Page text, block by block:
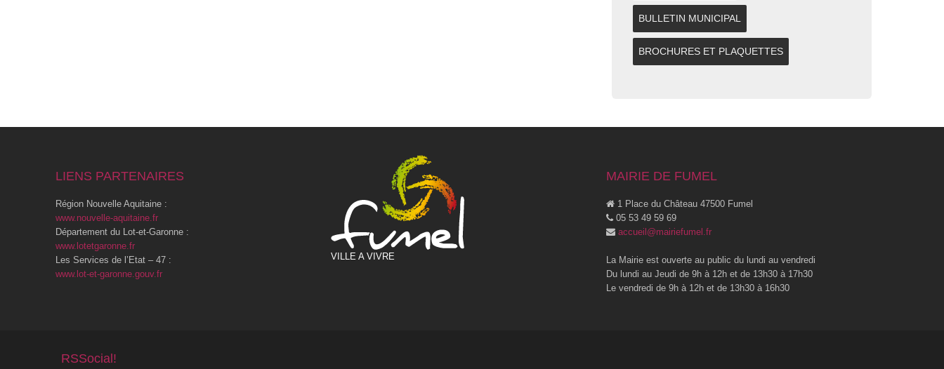
BULLETIN MUNICIPAL
BROCHURES ET PLAQUETTES
LIENS PARTENAIRES
Région Nouvelle Aquitaine :
www.nouvelle-aquitaine.fr
Département du Lot-et-Garonne :
www.lotetgaronne.fr
Les Services de l’Etat – 47 :
www.lot-et-garonne.gouv.fr
VILLE A VIVRE
MAIRIE DE FUMEL
1 Place du Château 47500 Fumel
05 53 49 59 69
accueil@mairiefumel.fr
La Mairie est ouverte au public du lundi au vendredi
Du lundi au Jeudi de 9h à 12h et de 13h30 à 17h30
Le vendredi de 9h à 12h et de 13h30 à 16h30
RSSocial!